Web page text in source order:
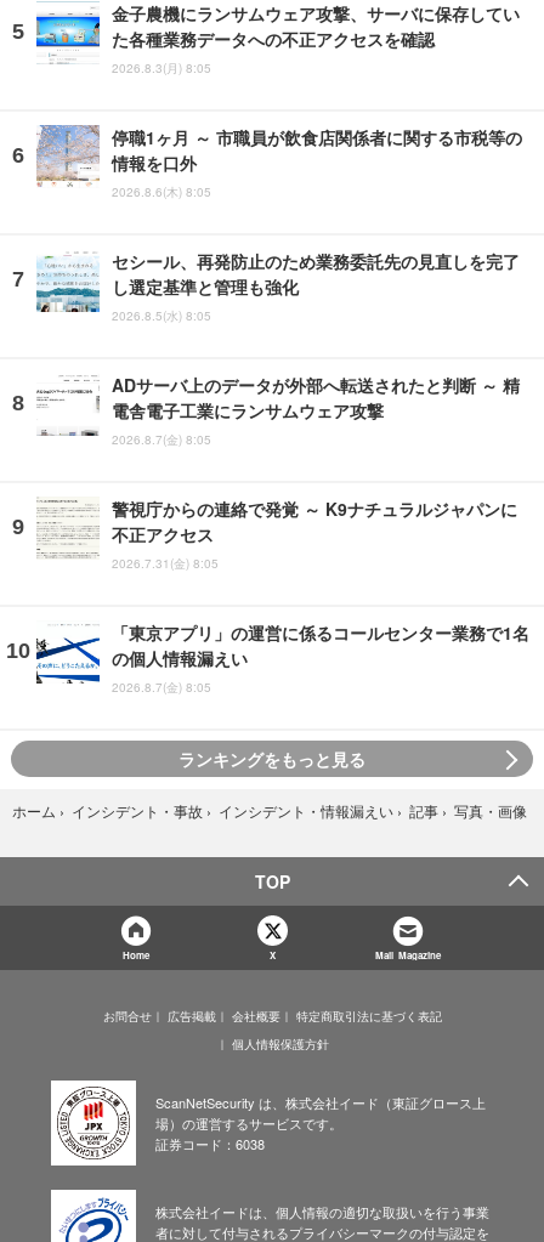
金子農機にランサムウェア攻撃、サーバに保存してい
た各種業務データへの不正アクセスを確認
2026.8.3(月) 8:05
停職1ヶ月 ～ 市職員が飲食店関係者に関する市税等の
情報を口外
2026.8.6(木) 8:05
セシール、再発防止のため業務委託先の見直しを完了
し選定基準と管理も強化
2026.8.5(水) 8:05
ADサーバ上のデータが外部へ転送されたと判断 ～ 精
電舎電子工業にランサムウェア攻撃
2026.8.7(金) 8:05
警視庁からの連絡で発覚 ～ K9ナチュラルジャパンに
不正アクセス
2026.7.31(金) 8:05
「東京アプリ」の運営に係るコールセンター業務で1名
の個人情報漏えい
2026.8.7(金) 8:05
ランキングをもっと見る
ホーム › インシデント・事故 › インシデント・情報漏えい › 記事 › 写真・画像
TOP
Home X Mail Magazine
お問合せ 広告掲載 会社概要
特定商取引法に基づく表記
個人情報保護方針
ScanNetSecurity は、株式会社イード（東証グロース上
場）の運営するサービスです。
証券コード：6038
株式会社イードは、個人情報の適切な取扱いを行う事業
者に対して付与されるプライバシーマークの付与認定を